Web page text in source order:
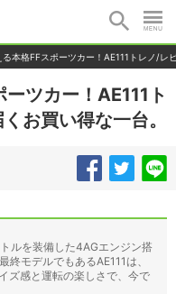
る本格FFスポーツカー！AE111トレノ/レ
ツカー！AE111ト
お買い得な一台。
ルを装備した4AGエンジン搭
モデルでもあるAE111は、
ズ感と運転の楽しさで、今で